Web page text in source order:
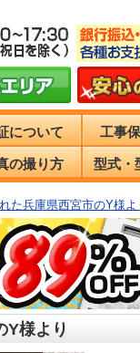
について 工事
の撮り方 型式・
た兵庫県西宮市のY様よ
Y様より